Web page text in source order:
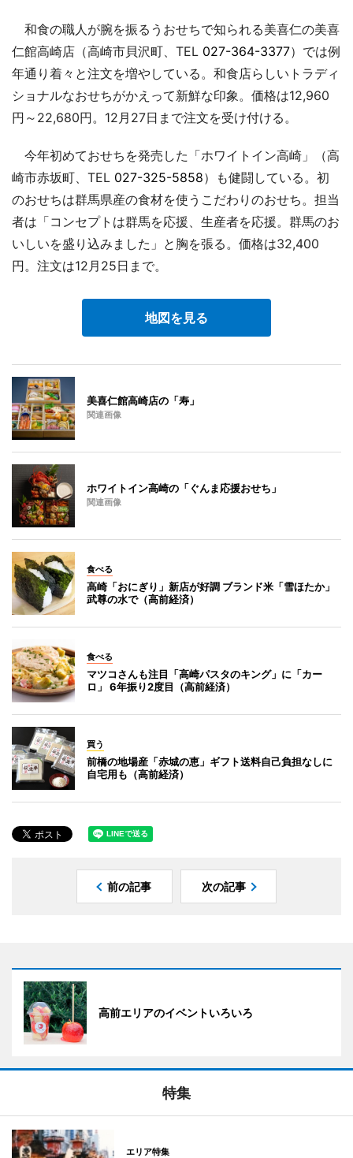
和食の職人が腕を振るうおせちで知られる美喜仁の美喜
仁館高崎店（高崎市貝沢町、TEL 027-364-3377）では例
年通り着々と注文を増やしている。和食店らしいトラディ
ショナルなおせちがかえって新鮮な印象。価格は12,960
円～22,680円。12月27日まで注文を受け付ける。
今年初めておせちを発売した「ホワイトイン高崎」（高
崎市赤坂町、TEL 027-325-5858）も健闘している。初
のおせちは群馬県産の食材を使うこだわりのおせち。担当
者は「コンセプトは群馬を応援、生産者を応援。群馬のお
いしいを盛り込みました」と胸を張る。価格は32,400
円。注文は12月25日まで。
地図を見る
美喜仁館高崎店の「寿」
関連画像
ホワイトイン高崎の「ぐんま応援おせち」
関連画像
食べる
高崎「おにぎり」新店が好調 ブランド米「雪ほたか」
武尊の水で（高前経済）
食べる
マツコさんも注目「高崎パスタのキング」に「カー
ロ」 6年振り2度目（高前経済）
買う
前橋の地場産「赤城の恵」ギフト送料自己負担なしに
自宅用も（高前経済）
前の記事 次の記事
高前エリアのイベントいろいろ
特集
エリア特集